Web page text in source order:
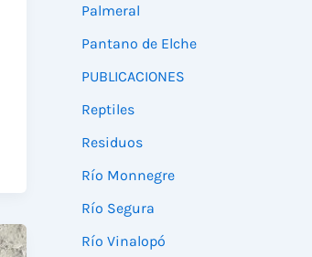
Palmeral
Pantano de Elche
PUBLICACIONES
Reptiles
Residuos
Río Monnegre
Río Segura
Río Vinalopó